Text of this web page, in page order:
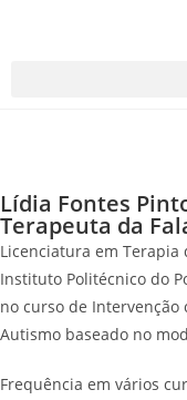
Lídia Fontes
Terapeuta da
Licenciatura em Terapia
Instituto Politécnico do
no curso de Intervenção
Autismo baseado no
Frequência em vários